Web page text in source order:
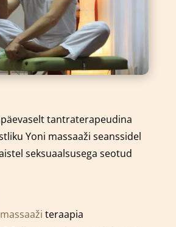
tantraterapeudina
Yoni massaaži seanssidel
seksuaalsusega seotud
teraapia